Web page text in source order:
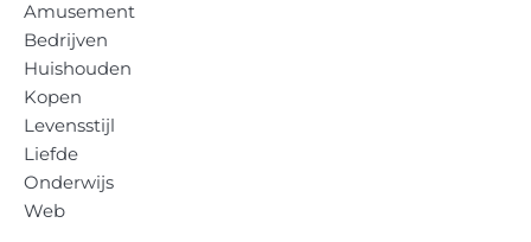
Amusement
Bedrijven
Huishouden
Kopen
Levensstijl
Liefde
Onderwijs
Web